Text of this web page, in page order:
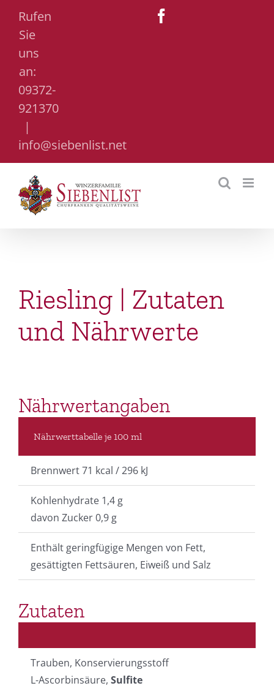
Inhalt
springen
Rufen
Sie
uns
an:
09372-
921370
|
info@siebenlist.net
Riesling | Zutaten
und Nährwerte
Nährwertangaben
Nährwerttabelle je 100 ml
Brennwert 71 kcal / 296 kJ
Kohlenhydrate 1,4 g
davon Zucker 0,9 g
Enthält geringfügige Mengen von Fett,
gesättigten Fettsäuren, Eiweiß und Salz
Zutaten
Trauben, Konservierungsstoff
L-Ascorbinsäure, Sulfite